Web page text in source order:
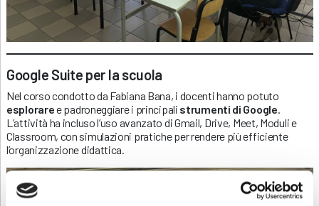
Google Suite per la scuola
Nel corso condotto da Fabiana Bana, i docenti hanno potuto
esploraree padroneggiare i principali strumenti di Google.
L’attività ha incluso l’uso avanzato di Gmail, Drive, Meet, Moduli e
Classroom, con simulazioni pratiche per rendere più efficiente
l’organizzazione didattica.